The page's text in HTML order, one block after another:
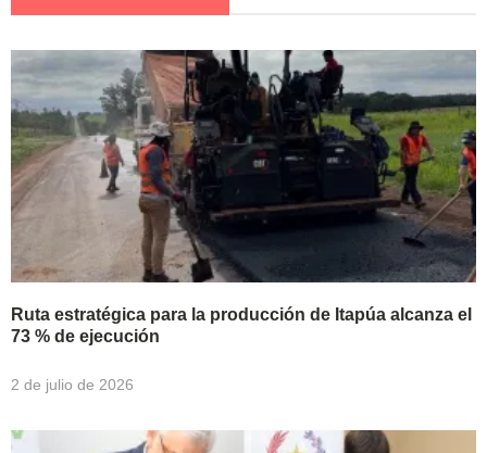
Ruta estratégica para la producción de Itapúa alcanza el
73 % de ejecución
2 de julio de 2026